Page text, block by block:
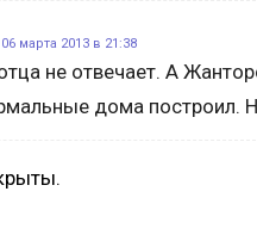
06 марта 2013 в 21:38
не отвечает. А
дома построил.